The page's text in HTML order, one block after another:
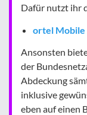
Dafür nutzt ihr
ortel
Ansonsten
der
Abdeckung
inklusive
eben auf einen